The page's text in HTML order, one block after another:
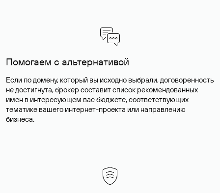
Помогаем с альтернативой
Если по домену, который вы исходно выбрали, договоренность
не достигнута, брокер составит список рекомендованных
имен в интересующем вас бюджете, соответствующих
тематике вашего интернет-проекта или направлению
бизнеса.